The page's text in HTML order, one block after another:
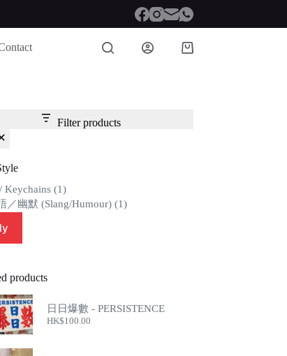
Shopping
Filter products
Keychains(1)
／幽默 (Slang/Humour)(1)
products
日日爆數 - PERSISTENCE
HK$100.00